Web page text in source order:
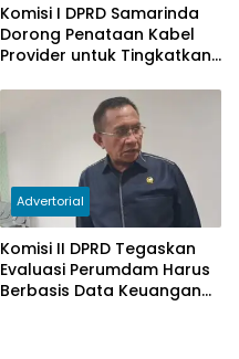
Komisi I DPRD Samarinda
Dorong Penataan Kabel
Provider untuk Tingkatkan
Advertorial
Komisi II DPRD Tegaskan
Evaluasi Perumdam Harus
Berbasis Data Keuangan